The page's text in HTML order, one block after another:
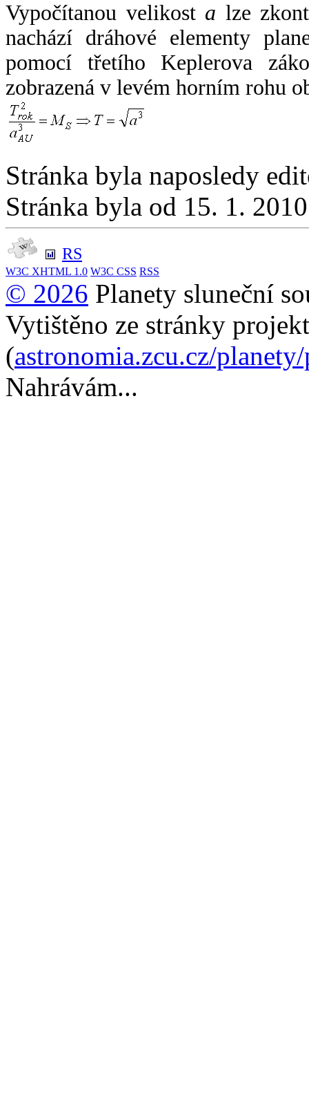
Vypočítanou velikost a lze
nachází dráhové elementy
pomocí třetího Keplerova
zobrazená v levém horním rohu
Stránka byla naposledy
Stránka byla od 15. 1.
RS
W3C XHTML 1.0 W3C CSS RSS
© 2026 Planety sluneční
Vytištěno ze stránky
(astronomia.zcu.cz/
Nahrávám...